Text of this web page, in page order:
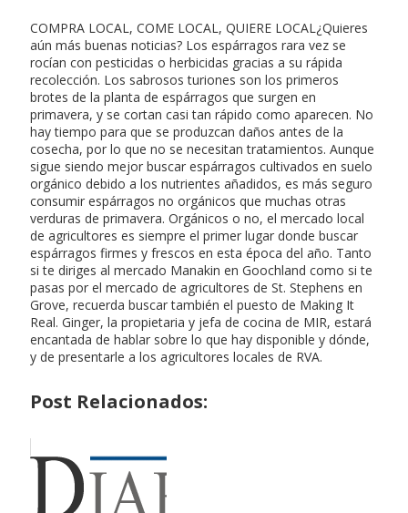
COMPRA LOCAL, COME LOCAL, QUIERE LOCAL¿Quieres
aún más buenas noticias? Los espárragos rara vez se
rocían con pesticidas o herbicidas gracias a su rápida
recolección. Los sabrosos turiones son los primeros
brotes de la planta de espárragos que surgen en
primavera, y se cortan casi tan rápido como aparecen. No
hay tiempo para que se produzcan daños antes de la
cosecha, por lo que no se necesitan tratamientos. Aunque
sigue siendo mejor buscar espárragos cultivados en suelo
orgánico debido a los nutrientes añadidos, es más seguro
consumir espárragos no orgánicos que muchas otras
verduras de primavera. Orgánicos o no, el mercado local
de agricultores es siempre el primer lugar donde buscar
espárragos firmes y frescos en esta época del año. Tanto
si te diriges al mercado Manakin en Goochland como si te
pasas por el mercado de agricultores de St. Stephens en
Grove, recuerda buscar también el puesto de Making It
Real. Ginger, la propietaria y jefa de cocina de MIR, estará
encantada de hablar sobre lo que hay disponible y dónde,
y de presentarle a los agricultores locales de RVA.
Post Relacionados: